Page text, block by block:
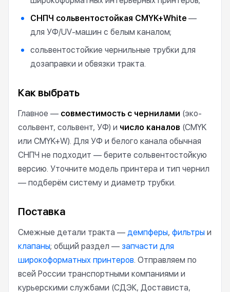
СНПЧ сольвентостойкая CMYK+White —
для УФ/UV-машин с белым каналом;
сольвентостойкие чернильные трубки для
дозаправки и обвязки тракта.
Как выбрать
Главное — совместимость с чернилами (эко-
сольвент, сольвент, УФ) и число каналов (CMYK
или CMYK+W). Для УФ и белого канала обычная
СНПЧ не подходит — берите сольвентостойкую
версию. Уточните модель принтера и тип чернил
— подберём систему и диаметр трубки.
Поставка
Смежные детали тракта — демпферы, фильтры и
клапаны; общий раздел — запчасти для
широкоформатных принтеров. Отправляем по
всей России транспортными компаниями и
курьерскими службами (СДЭК, Достависта,